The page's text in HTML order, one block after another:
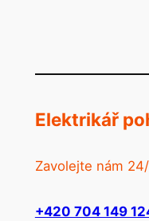
Elektrikář
Zavolejte nám
+420 704 149